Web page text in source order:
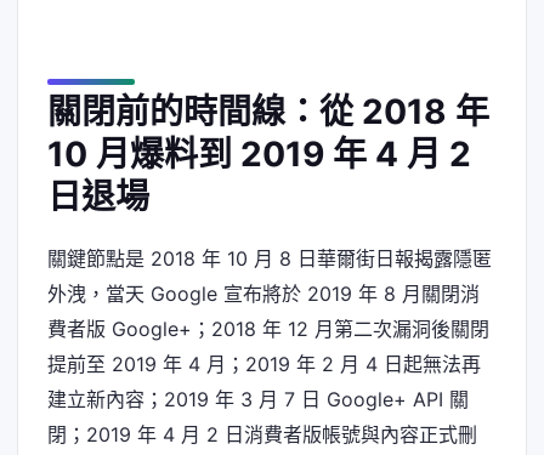
關閉前的時間線：從 2018 年
10 月爆料到 2019 年 4 月 2
日退場
關鍵節點是 2018 年 10 月 8 日華爾街日報揭露隱匿
外洩，當天 Google 宣布將於 2019 年 8 月關閉消
費者版 Google+；2018 年 12 月第二次漏洞後關閉
提前至 2019 年 4 月；2019 年 2 月 4 日起無法再
建立新內容；2019 年 3 月 7 日 Google+ API 關
閉；2019 年 4 月 2 日消費者版帳號與內容正式刪